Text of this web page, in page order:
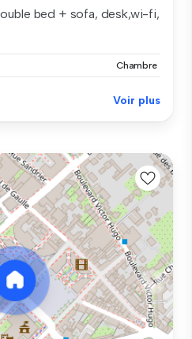
bed + sofa, desk,wi-fi,
Chambre
Voir plus